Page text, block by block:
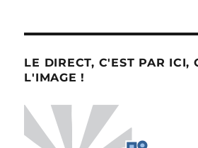
LE DIRECT, C'EST PAR ICI,
L'IMAGE !